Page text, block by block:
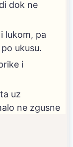
dok ne
lukom, pa
ukusu.
i
uz
ne zgusne